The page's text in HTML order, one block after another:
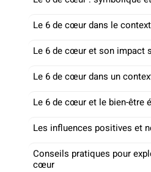
Le 6 de cœur dans le
Le 6 de cœur et son impact
Le 6 de cœur dans un
Le 6 de cœur et le bien-être
Les influences positives et
Conseils pratiques pour
cœur